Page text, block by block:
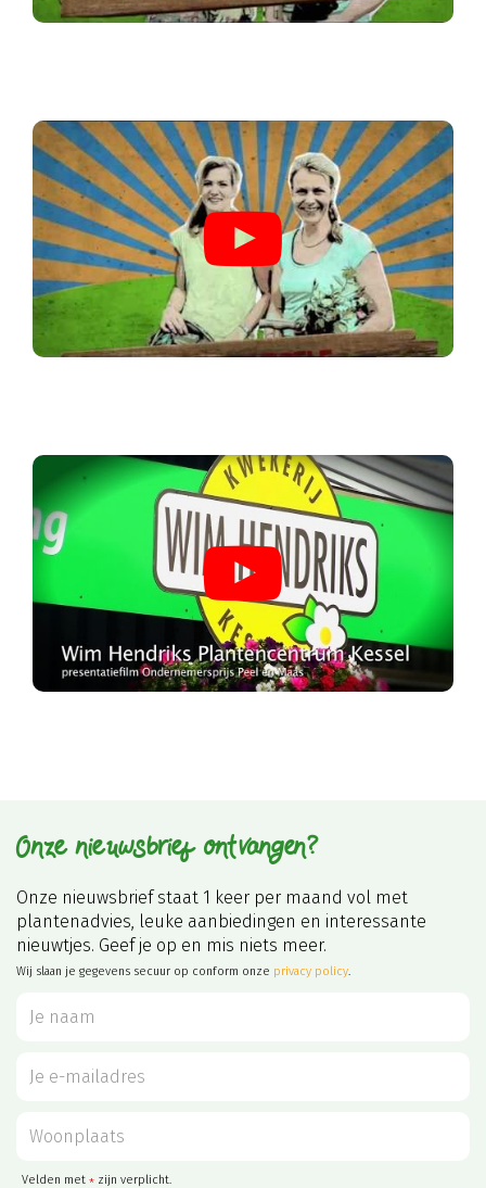
Onze nieuwsbrief ontvangen?
Onze nieuwsbrief staat 1 keer per maand vol met
plantenadvies, leuke aanbiedingen en interessante
nieuwtjes. Geef je op en mis niets meer.
Wij slaan je gegevens secuur op conform onze privacy policy.
Velden met * zijn verplicht.